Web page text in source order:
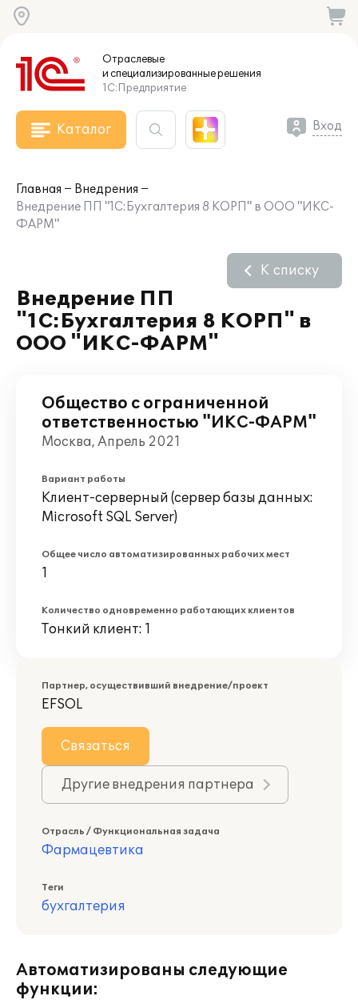
Отраслевые
и специализированныерешения
1С:Предприятие
Каталог Вход
Главная
Внедрения
Внедрение ПП "1С:Бухгалтерия 8 КОРП" в ООО "ИКС-
ФАРМ"
Внедрение ПП
"1С:Бухгалтерия 8 КОРП" в
ООО "ИКС-ФАРМ"
К списку
Общество с ограниченной
ответственностью "ИКС-ФАРМ"
Москва, Апрель 2021
Вариант работы
Клиент-серверный (сервер базы данных:
Microsoft SQL Server)
Общее число автоматизированных рабочих мест
1
Количество одновременно работающих клиентов
Тонкий клиент: 1
Партнер, осуществивший внедрение/проект
EFSOL
Связаться
Другие внедрения партнера
Отрасль / Функциональная задача
Фармацевтика
Теги
бухгалтерия
Автоматизированы следующие
функции: